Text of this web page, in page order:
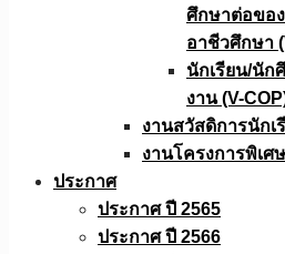
ศึกษาต่อขอ
อาชีวศึกษา
นักเรียน/นัก
งาน (V-
งานสวัสดิการนัก
งานโครงการพิเศษ
ประกาศ
ประกาศ ปี 2565
ประกาศ ปี 2566